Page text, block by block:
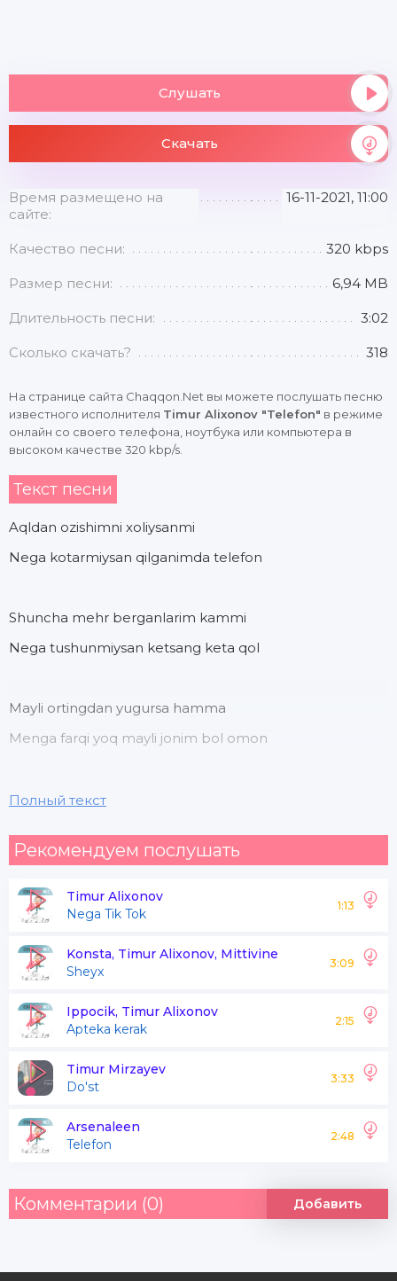
Слушать
Скачать
Время размещено на
сайте:
16-11-2021, 11:00
Качество песни: 320 kbps
Размер песни: 6,94 MB
Длительность песни: 3:02
Сколько скачать? 318
На странице сайта Chaqqon.Net вы можете послушать песню
известного исполнителя Timur Alixonov "Telefon" в режиме
онлайн со своего телефона, ноутбука или компьютера в
высоком качестве 320 kbp/s.
Текст песни
Aqldan ozishimni xoliysanmi
Nega kotarmiysan qilganimda telefon
Shuncha mehr berganlarim kammi
Nega tushunmiysan ketsang keta qol
Mayli ortingdan yugursa hamma
Menga farqi yoq mayli jonim bol omon
Lekin jonim shuni bilasanmi
Полный текст
Рекомендуем послушать
Timur Alixonov
Nega Tik Tok
1:13
Konsta, Timur Alixonov, Mittivine
Sheyx
3:09
Ippocik, Timur Alixonov
Apteka kerak
2:15
Timur Mirzayev
Do'st
3:33
Arsenaleen
Telefon
2:48
Комментарии (0) Добавить